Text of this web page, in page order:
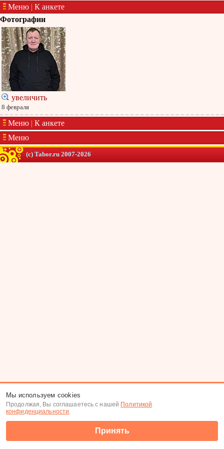
Меню | К анкете
Фотографии
увеличить
8 февраля
Меню | К анкете
Меню
(c) Tabor.ru 2007-2026
Мы используем cookies
Продолжая, Вы соглашаетесь с нашей Политикой
конфиденциальности.
Принять